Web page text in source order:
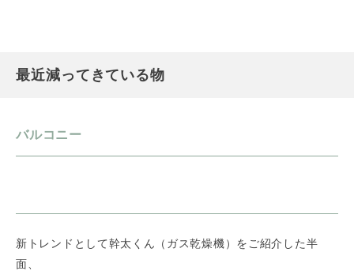
最近減ってきている物
バルコニー
新トレンドとして幹太くん（ガス乾燥機）をご紹介した半
面、